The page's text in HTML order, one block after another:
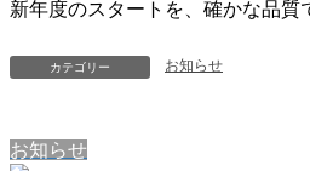
新年度のスタートを、確かな品質
カテゴリー お知らせ
お知らせ